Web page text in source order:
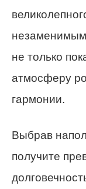
не только
атмосферу
гармонии.
Выбрав
получите